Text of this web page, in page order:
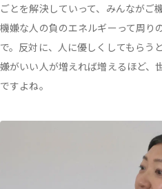
ごとを解決していって、みんながご
機嫌な人の負のエネルギーって周り
で。反対に、人に優しくしてもらう
嫌がいい人が増えれば増えるほど、
ですよね。